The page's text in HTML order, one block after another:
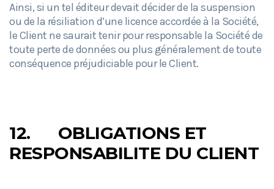
Ainsi, si un tel éditeur devait décider de la suspension
ou de la résiliation d’une licence accordée à la Société,
le Client ne saurait tenir pour responsable la Société de
toute perte de données ou plus généralement de toute
conséquence préjudiciable pour le Client.
12.
OBLIGATIONS ET
RESPONSABILITE DU CLIENT